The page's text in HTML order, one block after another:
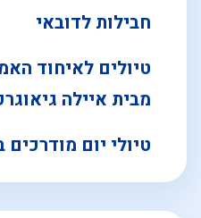
חבילות לדובאי
טיולים לאיחוד
מבית איילה
טיולי יום מודרכים